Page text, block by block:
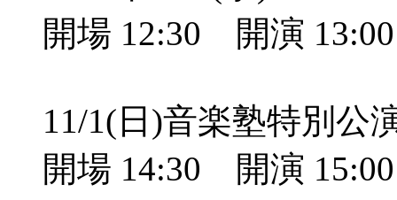
開場 12:30 開演
11/1(日)音楽塾特別公
開場 14:30 開演